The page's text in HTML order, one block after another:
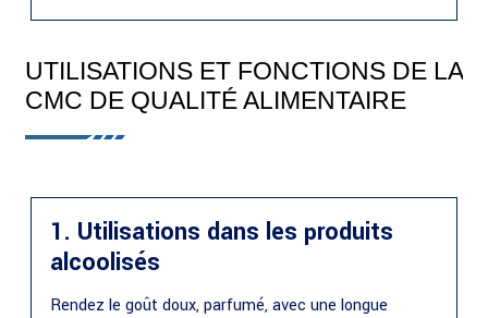
UTILISATIONS ET FONCTIONS DE LA
CMC DE QUALITÉ ALIMENTAIRE
1. Utilisations dans les produits
alcoolisés
Rendez le goût doux, parfumé, avec une longue